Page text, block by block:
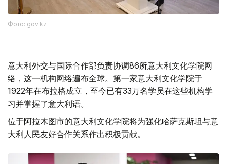
Фото: gov.kz
意大利外交与国际合作部负责协调86所意大利文化学院网
络，这一机构网络遍布全球。第一家意大利文化学院于
1922年在布拉格成立，至今已有33万名学员在这些机构学
习并掌握了意大利语。
位于阿拉木图市的意大利文化学院将为强化哈萨克斯坦与意
大利人民友好合作关系作出积极贡献。